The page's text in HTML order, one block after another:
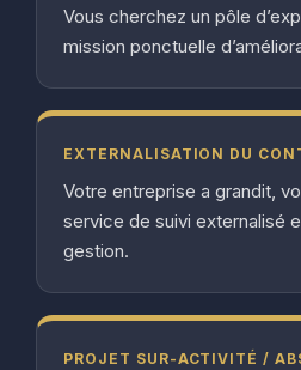
Vous cherchez un pôle
mission ponctuelle
EXTERNALISATION DU
Votre entreprise a grandit,
service de suivi externalisé
gestion.
PROJET SUR-ACTIVITÉ /